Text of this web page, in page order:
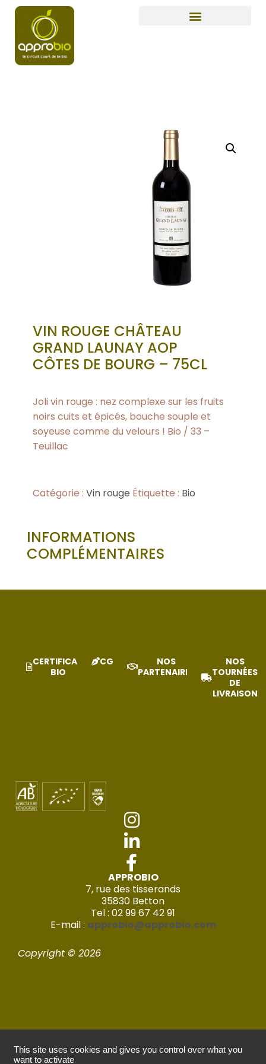
VIN ROUGE CHÂTEAU
GRAND LAUNAY AOP
CÔTES DE BOURG – 75CL
Joli vin rouge : nez complexe sur les fruits
noirs cuits et épicés, bouche souple et
soyeuse comme du velours ! Bio / 33 –
Teuillac
Catégorie : Vin rouge Étiquette : Bio
INFORMATIONS
COMPLÉMENTAIRES
CERTIFICAT
BIO
CGV
NOS
PARTENAIRES
NOS
TOURNÉES
DE
LIVRAISON
APPROBIO
7, rue des tisserands
35830 Betton
Tel : 02 99 67 42 91
E-mail : approbio@approbio.com
Copyright © 2026
Mentions légales
This site uses cookies and gives you control over what you
want to activate